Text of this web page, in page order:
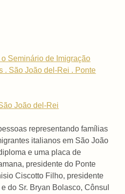
Seminário de Imigração
. São João del-Rei . Ponte
João del-Rei
representando famílias
italianos em São João
e uma placa de
presidente do Ponte
Ciscotto Filho, presidente
do Sr. Bryan Bolasco, Cônsul